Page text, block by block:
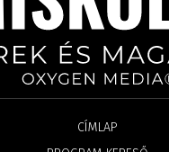
CÍMLAP